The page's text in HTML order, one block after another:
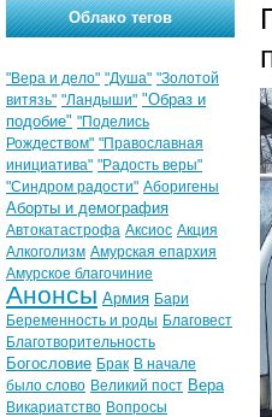
Облако тегов
"Вера и дело" "Душа" "Золотой
витязь" "Ландыши" "Образ и
подобие" "Поделись
Рождеством" "Православная
инициатива" "Радость веры"
"Синдром радости" Аборигены
Аборты и демография
Автокатастрофа Аксиос Акция
Алкоголизм Амурская епархия
Амурское благочиние
Анонсы Армия Бари
Беременность и роды Благовест
Благотворительность
Богословие Брак В начале
было слово Великий пост Вера
Викариатство Вопросы